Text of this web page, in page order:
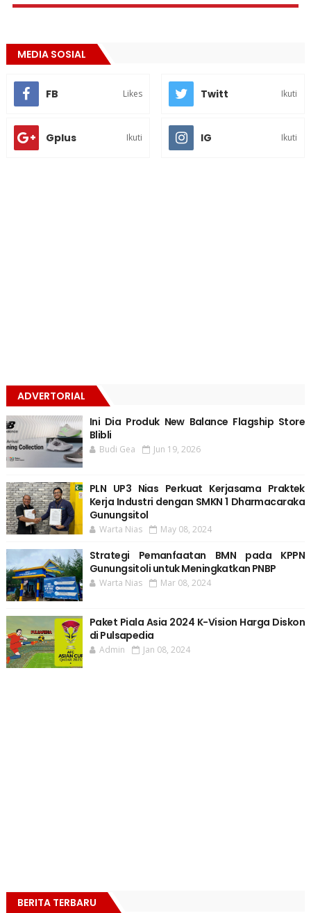
MEDIA SOSIAL
FB Likes Twitt Ikuti
Gplus Ikuti IG Ikuti
ADVERTORIAL
Ini Dia Produk New Balance Flagship Store
Blibli
Budi Gea Jun 19, 2026
PLN UP3 Nias Perkuat Kerjasama Praktek
Kerja Industri dengan SMKN 1 Dharmacaraka
Gunungsitol
Warta Nias May 08, 2024
Strategi Pemanfaatan BMN pada KPPN
Gunungsitoli untuk Meningkatkan PNBP
Warta Nias Mar 08, 2024
Paket Piala Asia 2024 K-Vision Harga Diskon
di Pulsapedia
Admin Jan 08, 2024
BERITA TERBARU